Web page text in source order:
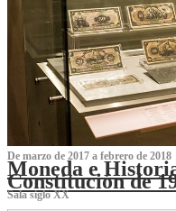
De marzo de 2017 a febrero de 2018
Moneda e
Constitución de
Sala siglo XX